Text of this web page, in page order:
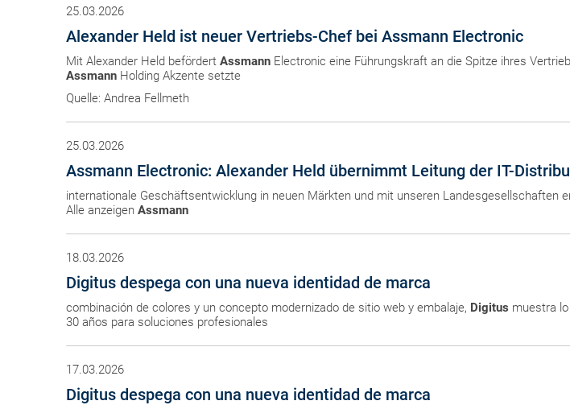
25.03.2026
Alexander Held ist neuer Vertriebs-Chef bei Assmann Electronic
Mit Alexander Held befördert Assmann Electronic eine Führungskraft an die Spitze ihres
Assmann Holding Akzente setzte
Quelle: Andrea Fellmeth
25.03.2026
Assmann Electronic: Alexander Held übernimmt Leitung der IT-
internationale Geschäftsentwicklung in neuen Märkten und mit unseren Landesgesellschaften
Alle anzeigen Assmann
18.03.2026
Digitus despega con una nueva identidad de marca
combinación de colores y un concepto modernizado de sitio web y embalaje, Digitus muestra
30 años para soluciones profesionales
17.03.2026
Digitus despega con una nueva identidad de marca